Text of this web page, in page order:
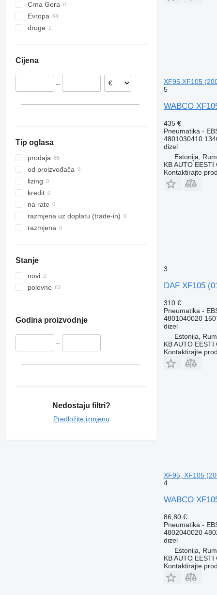
Vito
VNL
Crna Gora
Evropa
Portugalija
Belgija
Poljska
druge
Cijena
–
Tip oglasa
prodaja
od proizvođača
lizing
kredit
na rate
razmjena uz doplatu (trade-in)
razmjena
Stanje
novi
polovne
Godina proizvodnje
–
Nedostaju filtri?
Predložite izmjenu
XF95 XF105
5
WABCO
435 €
Pneumatika -
4801030410
dizel
Estonija,
KB AUTO EESTI
Kontaktirajte
3
DAF XF105
310 €
Pneumatika -
4801040020
dizel
Estonija,
KB AUTO EESTI
Kontaktirajte
XF95, XF105
4
WABCO
86,80 €
Pneumatika -
4802040020
dizel
Estonija,
KB AUTO EESTI
Kontaktirajte